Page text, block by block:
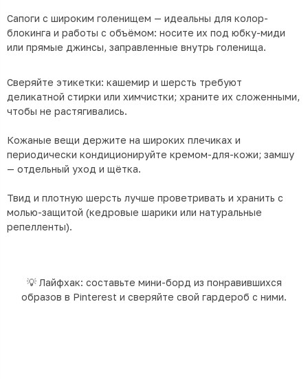
Сапоги с широким голенищем — идеальны для колор-
блокинга и работы с объёмом: носите их под юбку-миди
или прямые джинсы, заправленные внутрь голенища.
Сверяйте этикетки: кашемир и шерсть требуют
деликатной стирки или химчистки; храните их сложенными,
чтобы не растягивались.
Кожаные вещи держите на широких плечиках и
периодически кондиционируйте кремом-для-кожи; замшу
— отдельный уход и щётка.
Твид и плотную шерсть лучше проветривать и хранить с
молью-защитой (кедровые шарики или натуральные
репелленты).
💡 Лайфхак: составьте мини-борд из понравившихся
образов в Pinterest и сверяйте свой гардероб с ними.